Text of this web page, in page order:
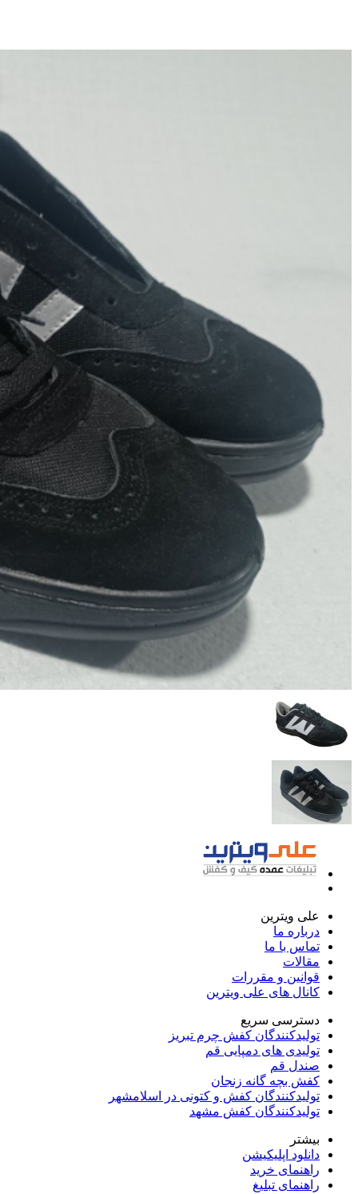
علی ویترین
درباره ما
تماس با ما
مقالات
قوانین و مقررات
کانال های علی ویترین
دسترسی سریع
تولیدکنندگان کفش چرم تبریز
تولیدی های دمپایی قم
صندل قم
کفش بچه گانه زنجان
تولیدکنندگان کفش و کتونی در اسلامشهر
تولیدکنندگان کفش مشهد
بیشتر
دانلود اپلیکیشن
راهنمای خرید
راهنمای تبلیغ